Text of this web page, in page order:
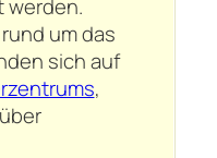
werden.
um das
sich auf
,